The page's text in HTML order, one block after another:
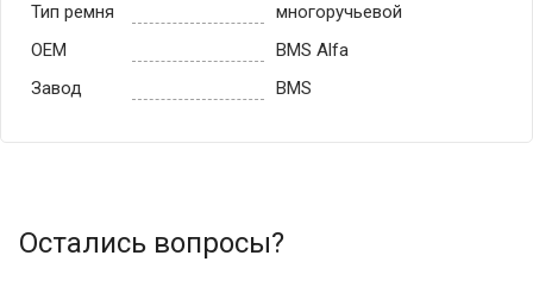
Тип ремня
многоручьевой
OEM
BMS Alfa
Завод
BMS
Остались вопросы?